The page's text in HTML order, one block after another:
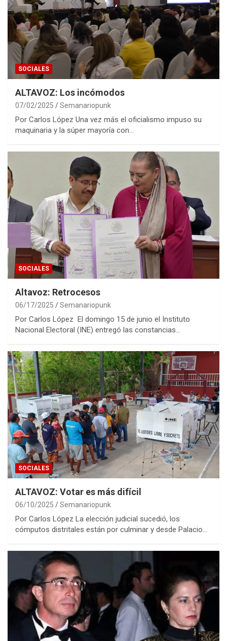
SOCIALES
ALTAVOZ: Los incómodos
07/02/2025 Semanariopunk
Por Carlos López Una vez más el oficialismo impuso su
maquinaria y la súper mayoría con…
SOCIALES
Altavoz: Retrocesos
06/17/2025 Semanariopunk
Por Carlos López El domingo 15 de junio el Instituto
Nacional Electoral (INE) entregó las constancias…
SOCIALES
ALTAVOZ: Votar es más difícil
06/10/2025 Semanariopunk
Por Carlos López La elección judicial sucedió, los
cómputos distritales están por culminar y desde Palacio…